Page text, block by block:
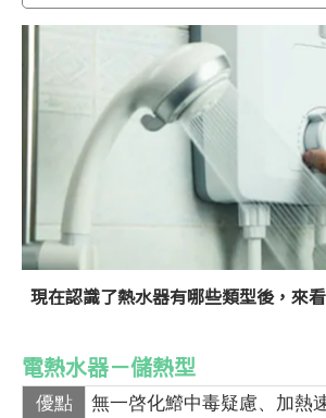
現在認識了熱水器有哪些類型後，來
電熱水器－儲熱型
優點
無一啓化䲘中毒疑慮、加熱